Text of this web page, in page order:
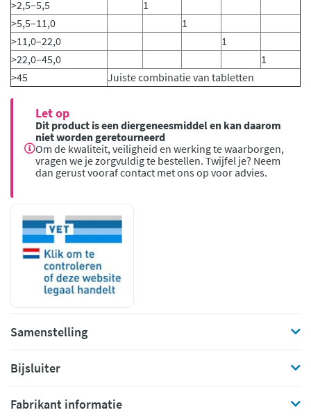
>2,5–5,5
1
>5,5–11,0
1
>11,0–22,0
1
>22,0–45,0
1
>45
Juiste combinatie van tabletten
Let op
Dit product is een diergeneesmiddel en kan daarom
niet worden geretourneerd
Om de kwaliteit, veiligheid en werking te waarborgen,
vragen we je zorgvuldig te bestellen. Twijfel je? Neem
dan gerust vooraf contact met ons op voor advies.
Samenstelling
Bijsluiter
Fabrikant informatie